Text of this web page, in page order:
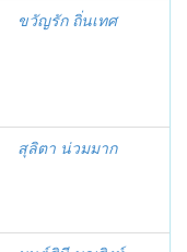
ขวัญรัก ถิ่นเทศ
สุลิตา น่วมมาก